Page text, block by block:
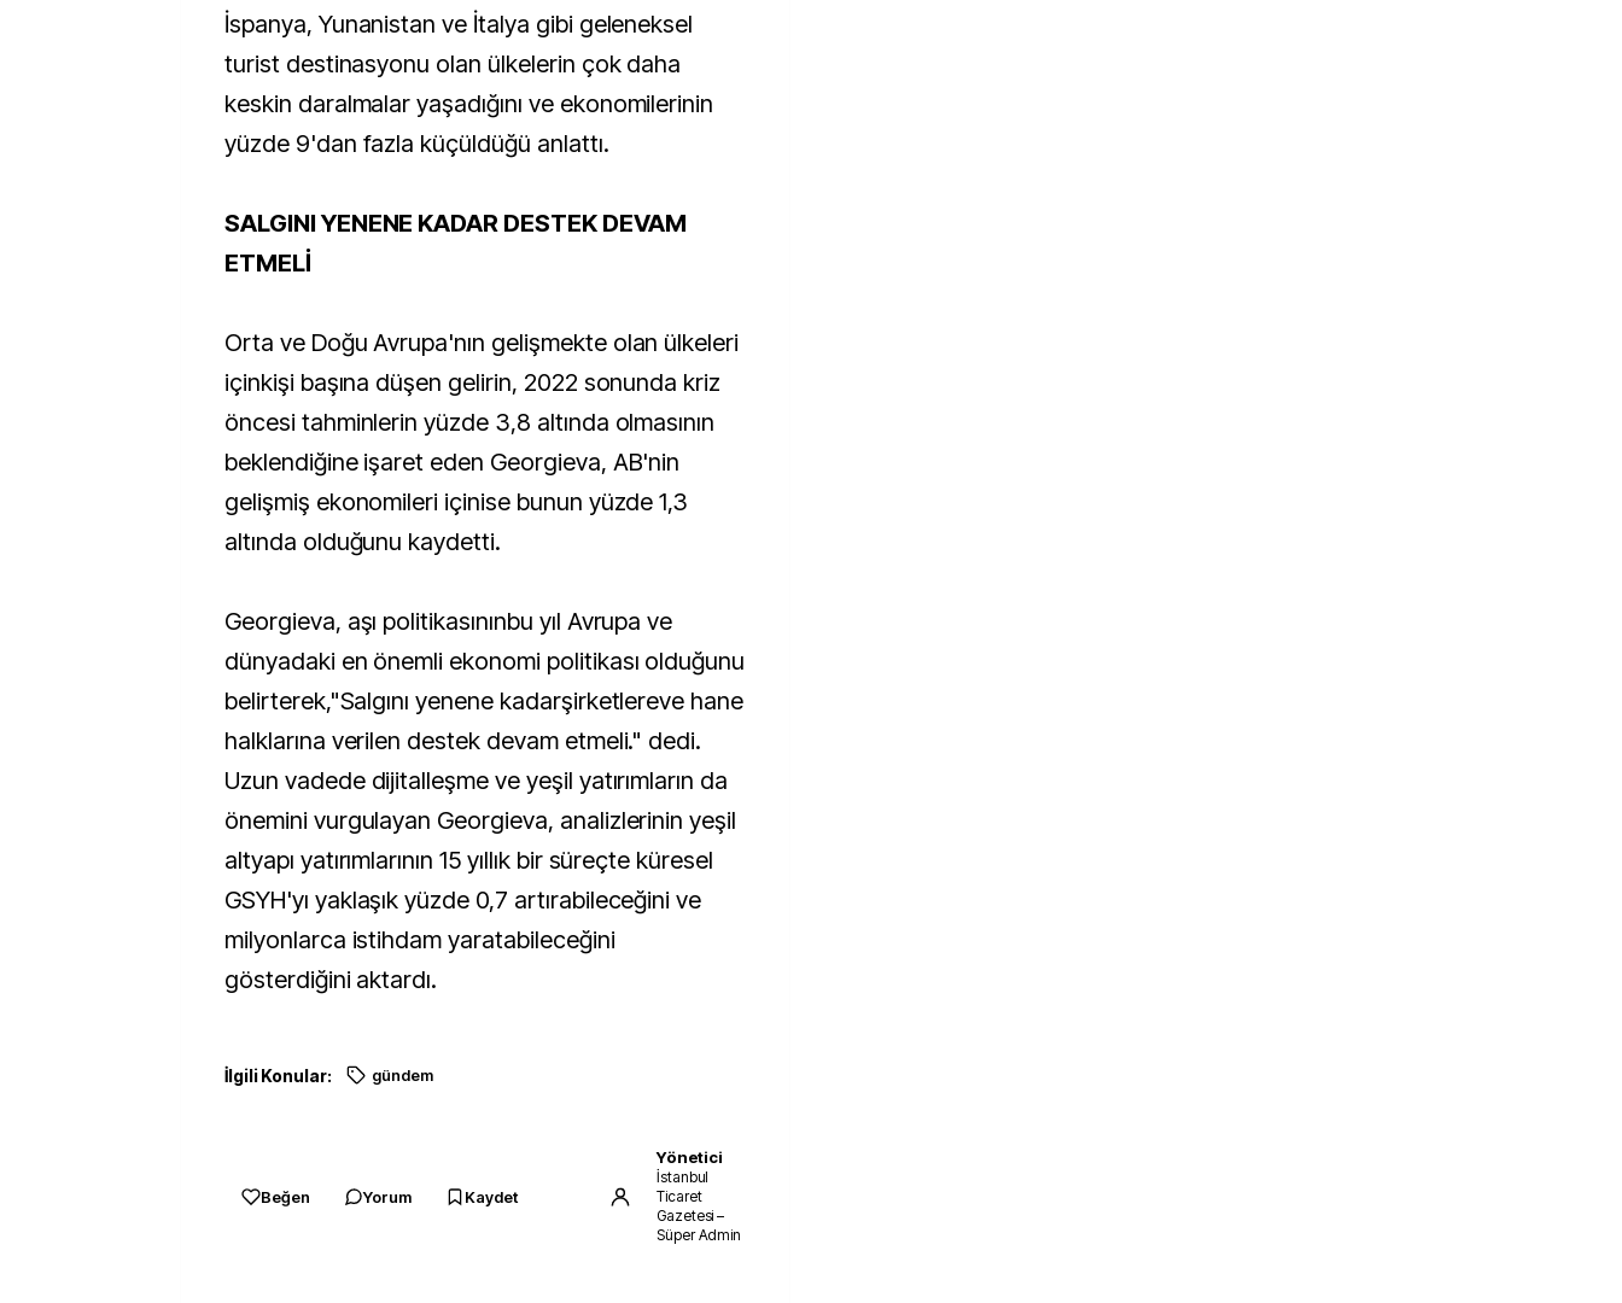
İspanya, Yunanistan ve İtalya gibi geleneksel
turist destinasyonu olan ülkelerin çok daha
keskin daralmalar yaşadığını ve ekonomilerinin
yüzde 9'dan fazla küçüldüğü anlattı.
SALGINI YENENE KADAR DESTEK DEVAM
ETMELİ
Orta ve Doğu Avrupa'nın gelişmekte olan ülkeleri
içinkişi başına düşen gelirin, 2022 sonunda kriz
öncesi tahminlerin yüzde 3,8 altında olmasının
beklendiğine işaret eden Georgieva, AB'nin
gelişmiş ekonomileri içinise bunun yüzde 1,3
altında olduğunu kaydetti.
Georgieva, aşı politikasınınbu yıl Avrupa ve
dünyadaki en önemli ekonomi politikası olduğunu
belirterek,"Salgını yenene kadarşirketlereve hane
halklarına verilen destek devam etmeli." dedi.
Uzun vadede dijitalleşme ve yeşil yatırımların da
önemini vurgulayan Georgieva, analizlerinin yeşil
altyapı yatırımlarının 15 yıllık bir süreçte küresel
GSYH'yı yaklaşık yüzde 0,7 artırabileceğini ve
milyonlarca istihdam yaratabileceğini
gösterdiğini aktardı.
İlgili Konular: gündem
Beğen Yorum Kaydet
Yönetici
İstanbul
Ticaret
Gazetesi –
Süper Admin